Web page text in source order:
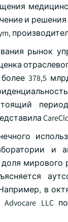
и
рынок
более 378,5
и
мирового
в
Advocare